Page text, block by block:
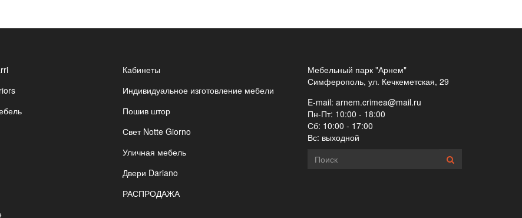
Кабинеты
Индивидуальное изготовление мебели
Пошив штор
Свет Notte Giorno
Уличная мебель
Двери Dariano
РАСПРОДАЖА
Мебельный парк "Арнем"
Симферополь, ул. Кечкеметская, 29
E-mail: arnem.crimea@mail.ru
Пн-Пт: 10:00 - 18:00
Сб: 10:00 - 17:00
Вс: выходной